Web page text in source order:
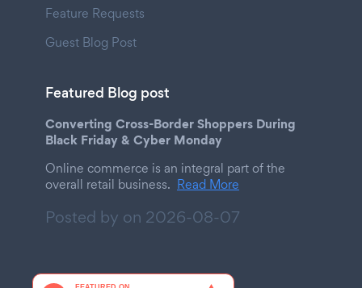
Feature Requests
Guest Blog Post
Featured Blog post
Converting Cross-Border Shoppers During
Black Friday & Cyber Monday
Online commerce is an integral part of the
overall retail business. Read More
Posted by on 2026-08-07